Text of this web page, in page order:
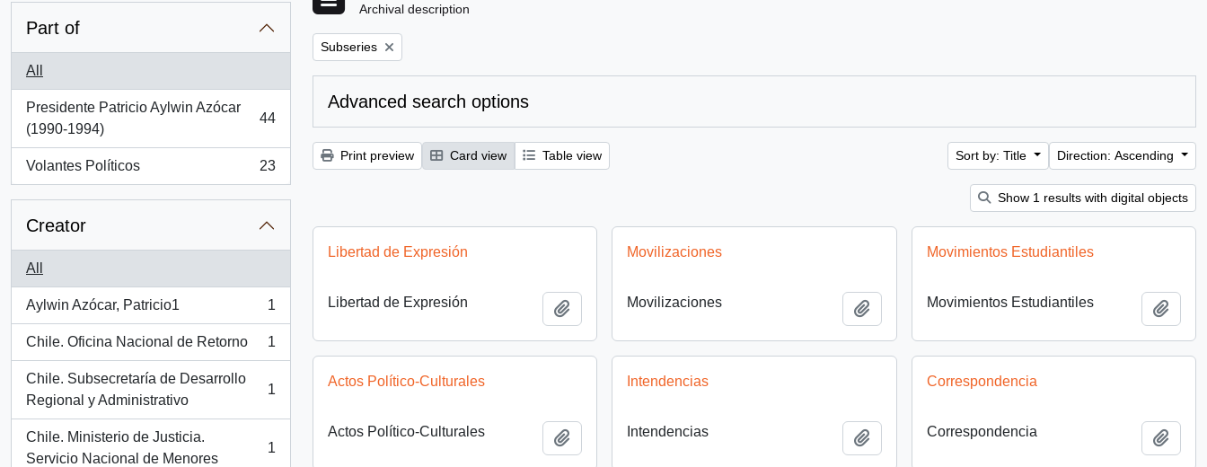
Part of
All
Presidente Patricio Aylwin Azócar
(1990-1994)
, 44 results
44
Volantes Políticos
, 23 results
23
Creator
All
Aylwin Azócar, Patricio1
, 1 results
1
Chile. Oficina Nacional de Retorno
, 1 results
1
Chile. Subsecretaría de Desarrollo
Regional y Administrativo
, 1 results
1
Chile. Ministerio de Justicia.
Servicio Nacional de Menores
, 1 results
1
Archival description
Remove filter:
Subseries
Advanced search options
Print preview Card view Table view Sort by: Title Direction: Ascending
Show 1 results with digital objects
Libertad de Expresión
Libertad de Expresión Add to clipboard
Movilizaciones
Movilizaciones Add to clipboard
Movimientos Estudiantiles
Movimientos Estudiantiles Add
Actos Político-Culturales
Actos Político-Culturales Add to clipboard
Intendencias
Intendencias Add to clipboard
Correspondencia
Correspondencia Add